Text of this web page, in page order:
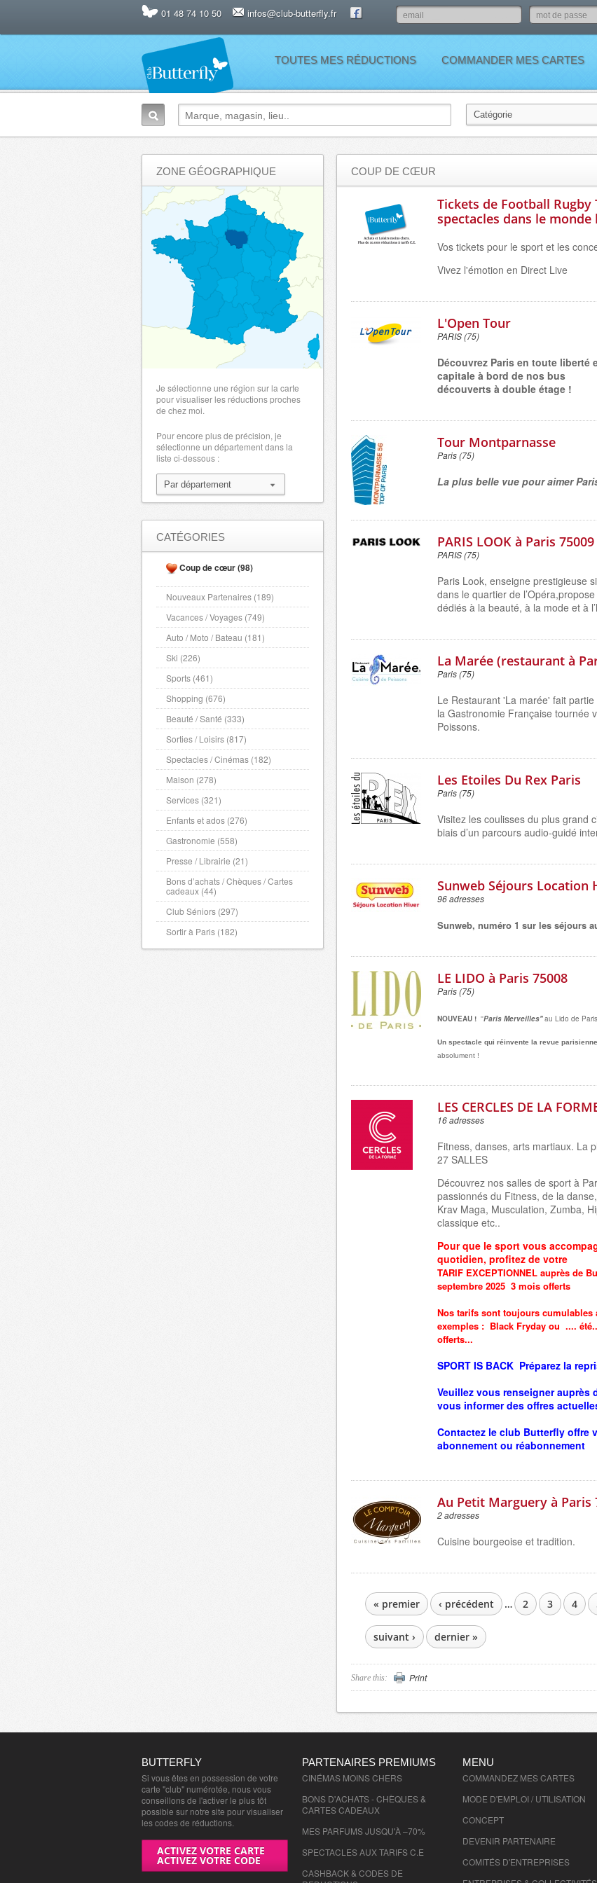
01 48 74 10 50 infos@club-butterfly.fr
TOUTES MES RÉDUCTIONS COMMANDER MES CARTES
COUP DE CŒUR
Tickets de Football Rugby
spectacles dans le
Vos tickets pour le sport et les
Vivez l'émotion en Direct Live
L'Open Tour
PARIS (75)
Découvrez Paris en toute liberté
capitale à bord de nos bus
découverts à double étage !
Tour Montparnasse
Paris (75)
La plus belle vue pour aimer
PARIS LOOK à Paris 75009
PARIS (75)
Paris Look, enseigne prestigieuse
dans le quartier de
dédiés à la beauté, à la mode et à
La Marée (restaurant à
Paris (75)
Le Restaurant 'La marée' fait
la Gastronomie Française tournée
Poissons.
Les Etoiles Du Rex Paris
Paris (75)
Visitez les coulisses du plus grand
biais d’un parcours audio-guidé
Sunweb Séjours Location
96 adresses
Sunweb, numéro 1 sur les séjours
LE LIDO à Paris 75008
Paris (75)
NOUVEAU ! ''Paris Merveilles''au Lido de Paris
Un spectacle qui réinvente la revue
absolument !
LES CERCLES DE LA
16 adresses
Fitness, danses, arts martiaux. La
27 SALLES
Découvrez nos salles de sport à
passionnés du Fitness, de la
Krav Maga, Musculation, Zumba,
classique etc..
Pour que le sport vous
quotidien, profitez de votre
TARIF EXCEPTIONNEL auprès de
septembre 2025 3 mois offerts
Nos tarifs sont toujours cumulables
exemples : Black Fryday ou ....
offerts...
SPORT IS BACK Préparez la
Veuillez vous renseigner auprès
vous informer des offres
Contactez le club Butterfly offre
abonnement ou réabonnement
Au Petit Marguery à Paris
2 adresses
Cuisine bourgeoise et tradition.
PAGES« premier ‹ précédent … 2 3 4
suivant › dernier »
Share this: Print
ZONE GÉOGRAPHIQUE
Je sélectionne une région sur la carte
pour visualiser les réductions proches
de chez moi.
Pour encore plus de précision, je
sélectionne un département dans la
liste ci-dessous :
CATÉGORIES
Coup de cœur (98)
Nouveaux Partenaires (189)
Vacances / Voyages (749)
Auto / Moto / Bateau (181)
Ski (226)
Sports (461)
Shopping (676)
Beauté / Santé (333)
Sorties / Loisirs (817)
Spectacles / Cinémas (182)
Maison (278)
Services (321)
Enfants et ados (276)
Gastronomie (558)
Presse / Librairie (21)
Bons d’achats / Chèques / Cartes
cadeaux (44)
Club Séniors (297)
Sortir à Paris (182)
BUTTERFLY
Si vous êtes en possession de votre
carte "club" numérotée, nous vous
conseillons de l'activer le plus tôt
possible sur notre site pour visualiser
les codes de réductions.
ACTIVEZ VOTRE CARTE
ACTIVEZ VOTRE CODE
PARTENAIRES PREMIUMS
CINÉMAS MOINS CHERS
BONS D'ACHATS - CHÈQUES &
CARTES CADEAUX
MES PARFUMS JUSQU'À –70%
SPECTACLES AUX TARIFS C.E
CASHBACK & CODES DE
MENU
COMMANDEZ MES CARTES
MODE D'EMPLOI / UTILISATION
CONCEPT
DEVENIR PARTENAIRE
COMITÉS D'ENTREPRISES